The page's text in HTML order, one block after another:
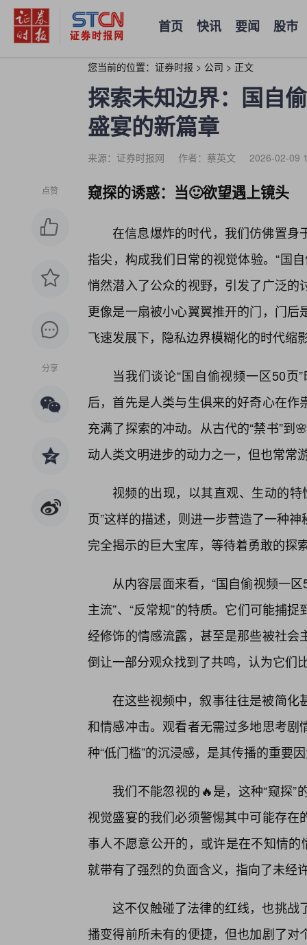
首页 快讯 要闻 股市
您当前的位置： 证券时报 > 公司 > 正文
探索未知边界：国自
盛宴的新篇章
来源：证券时报网 作者：蔡英文 2026-02-09
点赞
分享
窥探的诱惑：当🙂欲望遇上镜头
在信息爆炸的时代，我们仿佛置身
指尖，构成我们日常的视觉体验。“国
悄然潜入了公众的视野，引发了广泛
更像是一扇被小心翼翼推开的门，门
飞速发展下，隐私边界模糊化的时代缩
当我们谈论“国自偷视频一区50
后，首先是人类与生俱来的好奇心在
充满了探索的冲动。从古代的“禁书”到
动人类文明进步的动力之一，但也常常
视频的出现，以其直观、生动的
页”这样的描述，则进一步营造了一种
完全揭示的巨大宝库，等待着勇敢的探
从内容层面来看，“国自偷视频一
主流”、“反常规”的特质。它们可能捕
经修饰的情感流露，甚至是那些被社
倒让一部分观众找到了共鸣，认为它们
在这些视频中，叙事往往是被简化
和情感冲击。观看者无需过多地思考
种“低门槛”的沉浸感，是其传播的重要
我们不能忽视的🔥是，这种“窥探
视觉盛宴的我们必须警惕其中可能存
事人不愿意公开的，或许是在不知情
就带有了强烈的负面含义，指向了未经
这不仅触碰了法律的红线，也挑
播变得前所未有的便捷，但也加剧了